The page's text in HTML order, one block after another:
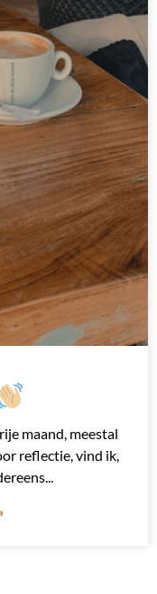
maand, meestal
reflectie, vind ik,